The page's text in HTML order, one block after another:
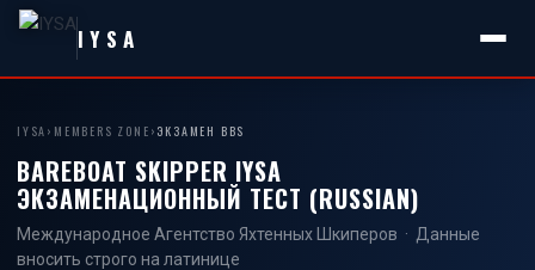
IYSA
IYSA › MEMBERS ZONE › ЭКЗАМЕН BBS
BAREBOAT SKIPPER IYSA
ЭКЗАМЕНАЦИОННЫЙ ТЕСТ (RUSSIAN)
Международное Агентство Яхтенных Шкиперов · Данные
вносить строго на латинице